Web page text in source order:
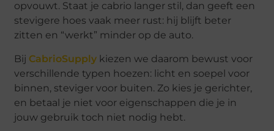
opvouwt. Staat je cabrio langer stil, dan geeft een
stevigere hoes vaak meer rust: hij blijft beter
zitten en “werkt” minder op de auto.
Bij CabrioSupply kiezen we daarom bewust voor
verschillende typen hoezen: licht en soepel voor
binnen, steviger voor buiten. Zo kies je gerichter,
en betaal je niet voor eigenschappen die je in
jouw gebruik toch niet nodig hebt.